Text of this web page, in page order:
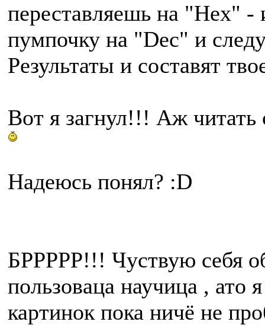
переставляешь на "Hex"
пумпочку на "Dec" и
Результаты и составят
Вот я загнул!!! Аж читать
Надеюсь понял? :D
БРРРРР!!! Чуствую себя
пользоваца научица , ато
картинок пока ничё не